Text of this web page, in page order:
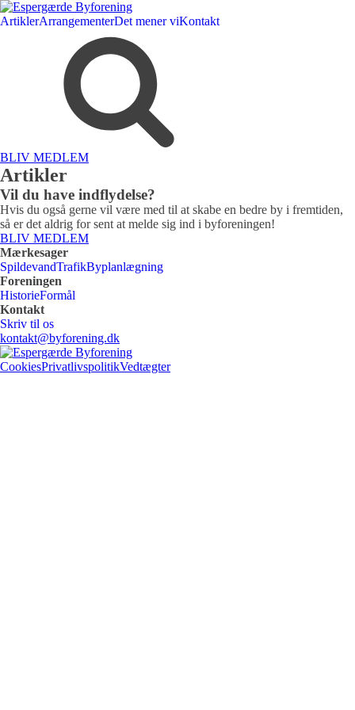
ArtiklerArrangementerDet mener viKontakt
BLIV MEDLEM
Artikler
Vil du have indflydelse?
Hvis du også gerne vil være med til at skabe en bedre by i fremtiden,
så er det aldrig for sent at melde sig ind i byforeningen!
BLIV MEDLEM
Mærkesager
SpildevandTrafikByplanlægning
Foreningen
HistorieFormål
Kontakt
Skriv til os
kontakt@byforening.dk
CookiesPrivatlivspolitikVedtægter